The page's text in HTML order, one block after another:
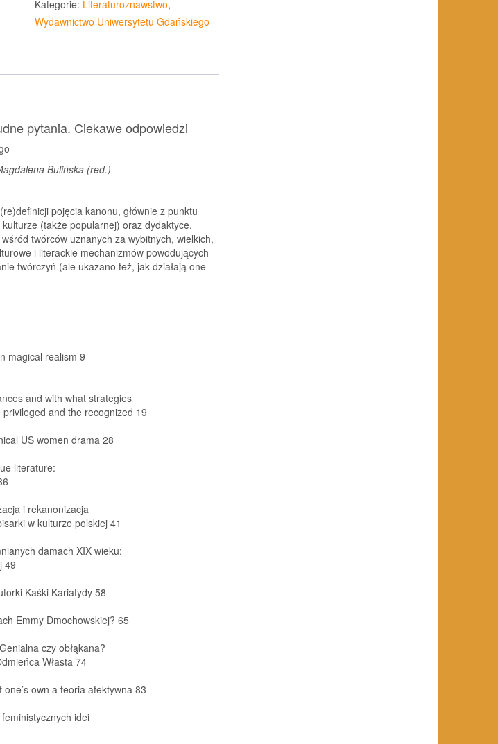
Kategorie: Literaturoznawstwo,
Wydawnictwo Uniwersytetu Gdańskiego
pytania. Ciekawe odpowiedzi
Bulińska (red.)
pojęcia kanonu, głównie z punktu
(także popularnej) oraz dydaktyce.
twórców uznanych za wybitnych, wielkich,
i literackie mechanizmów powodujących
twórczyń (ale ukazano też, jak działają one
magical realism 9
and with what strategies
and the recognized 19
US women drama 28
literature:
i rekanonizacja
w kulturze polskiej 41
damach XIX wieku:
49
Kaśki Kariatydy 58
Emmy Dmochowskiej? 65
czy obłąkana?
Własta 74
own a teoria afektywna 83
idei